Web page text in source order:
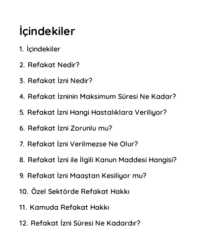
İçindekiler
1. İçindekiler
2. Refakat Nedir?
3. Refakat İzni Nedir?
4. Refakat İzninin Maksimum Süresi Ne Kadar?
5. Refakat İzni Hangi Hastalıklara Veriliyor?
6. Refakat İzni Zorunlu mu?
7. Refakat İzni Verilmezse Ne Olur?
8. Refakat İzni ile İlgili Kanun Maddesi Hangisi?
9. Refakat İzni Maaştan Kesiliyor mu?
10. Özel Sektörde Refakat Hakkı
11. Kamuda Refakat Hakkı
12. Refakat İzni Süresi Ne Kadardır?